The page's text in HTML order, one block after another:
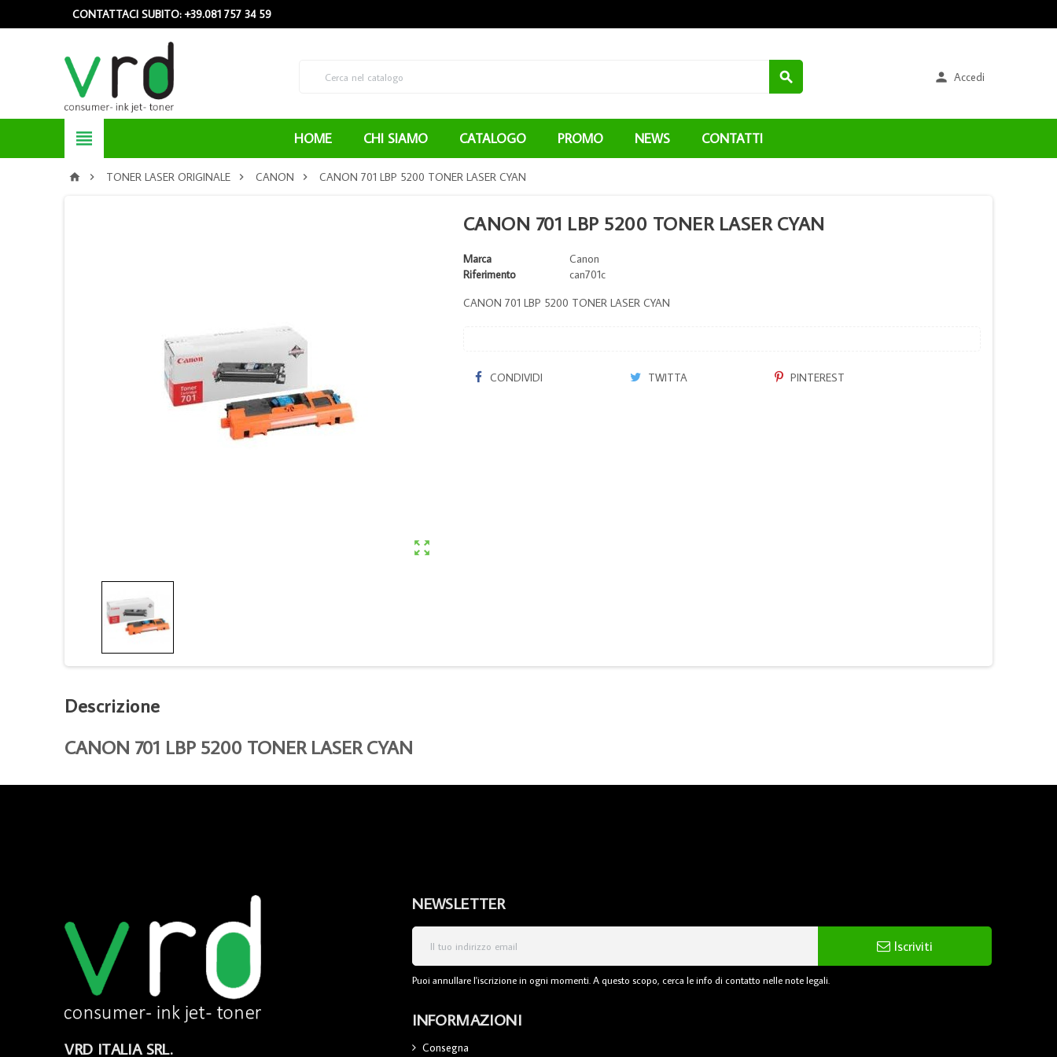
CONTATTACI SUBITO: +39.081 757 34 59
  Accedi
 HOME CHI SIAMO CATALOGO PROMO NEWS CONTATTI
  TONER LASER ORIGINALE  CANON  CANON 701 LBP 5200 TONER LASER CYAN

CANON 701 LBP 5200 TONER LASER CYAN
Marca
Canon
Riferimento
can701c
CANON 701 LBP 5200 TONER LASER CYAN
CONDIVIDI TWITTA PINTEREST
Descrizione
CANON 701 LBP 5200 TONER LASER CYAN
VRD ITALIA SRL.
NEWSLETTER
Iscriviti
Puoi annullare l'iscrizione in ogni momenti. A questo scopo, cerca le info di contatto nelle note legali.
INFORMAZIONI
Consegna